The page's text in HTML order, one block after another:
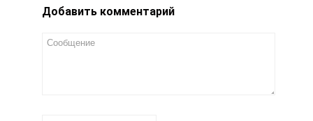
Добавить комментарий